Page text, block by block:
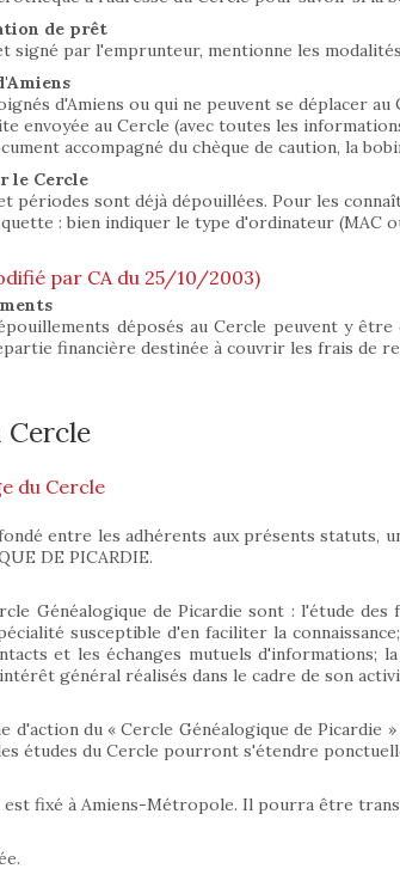
de prêt
signé par l'emprunteur, mentionne les
d'Amiens ou qui ne peuvent se déplacer
envoyée au Cercle (avec toutes les
accompagné du chèque de caution, la
le Cercle
périodes sont déjà dépouillées. Pour les
: bien indiquer le type d'ordinateur (MAC
par CA du 25/10/2003)
déposés au Cercle peuvent y
financière destinée à couvrir les frais de
Cercle
du Cercle
entre les adhérents aux présents statuts,
DE PICARDIE.
Généalogique de Picardie sont : l'étude
susceptible d'en faciliter la
et les échanges mutuels d'informations;
général réalisés dans le cadre de son
d'action du « Cercle Généalogique de
études du Cercle pourront s'étendre
est fixé à Amiens-Métropole. Il pourra être